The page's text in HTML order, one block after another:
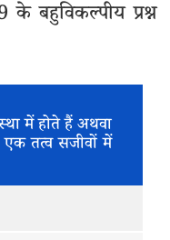
के बहुविकल्पीय प्रश्न
में होते हैं अथवा
तत्व सजीवों में